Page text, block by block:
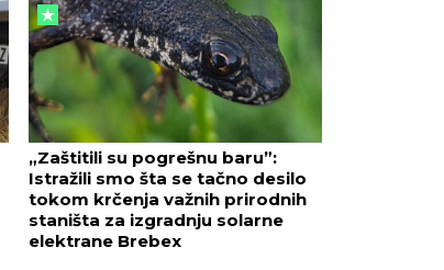
„Zaštitili su pogrešnu baru”:
Istražili smo šta se tačno desilo
tokom krčenja važnih prirodnih
staništa za izgradnju solarne
elektrane Brebex